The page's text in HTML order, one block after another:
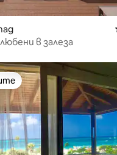
в залеза
на гостите